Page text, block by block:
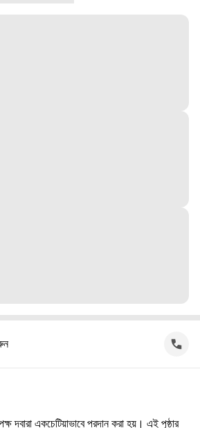
দ্বারা একচেটিয়াভাবে প্রদান করা হয়। এই পৃষ্ঠার